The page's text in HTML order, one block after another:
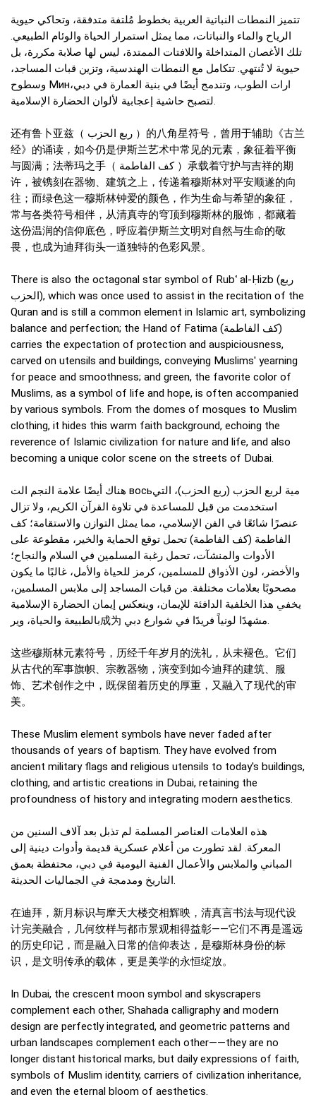
تتميز النمطات النباتية العربية بخطوط مُلتفة متدفقة، وتحاكي حيوية
الرياح والماء والنباتات، مما يمثل استمرار الحياة والوئام الطبيعي.
تلك الأغصان المتداخلة واللافتات الممتدة، ليس لها صلابة مكررة، بل
حيوية لا تُنتهي. تتكامل مع النمطات الهندسية، وتزين قبات المساجد،
وسطوح Минارات الطوب، وتندمج أيضًا في بنية العمارة في دبي،
لتصبح حاشية إعجابية لألوان الحضارة الإسلامية.
还有鲁卜亚兹（ ربع الحزب ）的八角星符号，曾用于辅助《古兰
经》的诵读，如今仍是伊斯兰艺术中常见的元素，象征着平衡
与圆满；法蒂玛之手（ كف الفاطمة ）承载着守护与吉祥的期
许，被镌刻在器物、建筑之上，传递着穆斯林对平安顺遂的向
往；而绿色这一穆斯林钟爱的颜色，作为生命与希望的象征，
常与各类符号相伴，从清真寺的穹顶到穆斯林的服饰，都藏着
这份温润的信仰底色，呼应着伊斯兰文明对自然与生命的敬
畏，也成为迪拜街头一道独特的色彩风景。
There is also the octagonal star symbol of Rubʿ al-Ḥizb (ربع
الحزب), which was once used to assist in the recitation of the
Quran and is still a common element in Islamic art, symbolizing
balance and perfection; the Hand of Fatima (كف الفاطمة)
carries the expectation of protection and auspiciousness,
carved on utensils and buildings, conveying Muslims' yearning
for peace and smoothness; and green, the favorite color of
Muslims, as a symbol of life and hope, is often accompanied
by various symbols. From the domes of mosques to Muslim
clothing, it hides this warm faith background, echoing the
reverence of Islamic civilization for nature and life, and also
becoming a unique color scene on the streets of Dubai.
هناك أيضًا علامة النجم الت восьمية لربع الحزب (ربع الحزب)، التي
استخدمت من قبل للمساعدة في تلاوة القرآن الكريم، ولا تزال
عنصرًا شائعًا في الفن الإسلامي، مما يمثل التوازن والاستقامة؛ كف
الفاطمة (كف الفاطمة) تحمل توقع الحماية والخير، مقطوعة على
الأدوات والمنشآت، تحمل رغبة المسلمين في السلام والنجاح؛
والأخضر، لون الأذواق للمسلمين، كرمز للحياة والأمل، غالبًا ما يكون
مصحوبًا بعلامات مختلفة. من قبات المساجد إلى ملابس المسلمين،
يخفي هذا الخلفية الدافئة للإيمان، وينعكس إيمان الحضارة الإسلامية
بالطبيعة والحياة، وير成为 مشهدًا لونياً فريدًا في شوارع دبي.
这些穆斯林元素符号，历经千年岁月的洗礼，从未褪色。它们
从古代的军事旗帜、宗教器物，演变到如今迪拜的建筑、服
饰、艺术创作之中，既保留着历史的厚重，又融入了现代的审
美。
These Muslim element symbols have never faded after
thousands of years of baptism. They have evolved from
ancient military flags and religious utensils to today's buildings,
clothing, and artistic creations in Dubai, retaining the
profoundness of history and integrating modern aesthetics.
هذه العلامات العناصر المسلمة لم تذبل بعد آلاف السنين من
المعركة. لقد تطورت من أعلام عسكرية قديمة وأدوات دينية إلى
المباني والملابس والأعمال الفنية اليومية في دبي، محتفظة بعمق
التاريخ ومدمجة في الجماليات الحديثة.
在迪拜，新月标识与摩天大楼交相辉映，清真言书法与现代设
计完美融合，几何纹样与都市景观相得益彰——它们不再是遥远
的历史印记，而是融入日常的信仰表达，是穆斯林身份的标
识，是文明传承的载体，更是美学的永恒绽放。
In Dubai, the crescent moon symbol and skyscrapers
complement each other, Shahada calligraphy and modern
design are perfectly integrated, and geometric patterns and
urban landscapes complement each other——they are no
longer distant historical marks, but daily expressions of faith,
symbols of Muslim identity, carriers of civilization inheritance,
and even the eternal bloom of aesthetics.